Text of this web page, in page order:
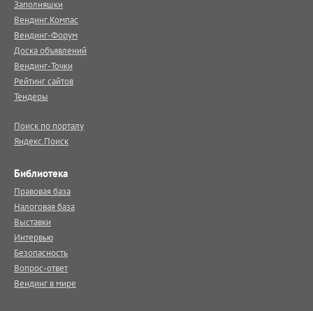
Заполняшки
Вендинг.Компас
Вендинг-Форум
Доска объявлений
Вендинг-Точки
Рейтинг сайтов
Тендеры
Поиск по порталу
Яндекс.Поиск
Библиотека
Правовая база
Налоговая база
Выставки
Интервью
Безопасность
Вопрос-ответ
Вендинг в мире